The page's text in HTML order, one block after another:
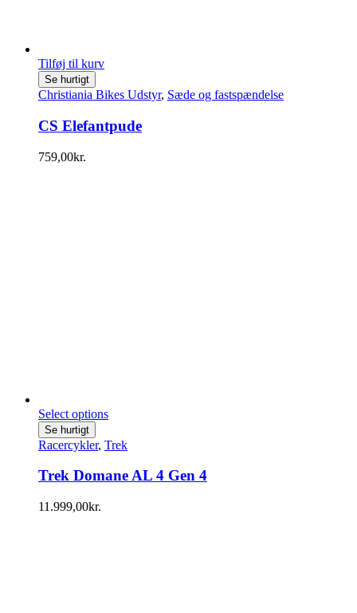
Tilføj til kurv
Se hurtigt
Christiania Bikes Udstyr, Sæde og fastspændelse
CS Elefantpude
759,00kr.
Select options
Se hurtigt
Racercykler, Trek
Trek Domane AL 4 Gen 4
11.999,00kr.